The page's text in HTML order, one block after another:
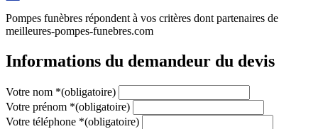
Pompes funèbres répondent à vos critères dont partenaires de
meilleures-pompes-funebres.com
Informations du demandeur du devis
Votre nom *(obligatoire)
Votre prénom *(obligatoire)
Votre téléphone *(obligatoire)